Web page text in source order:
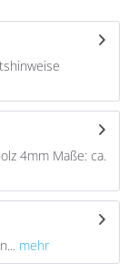
4mm Maße: ca.
mehr